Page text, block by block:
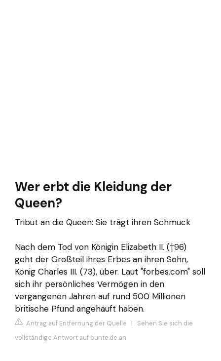
Wer erbt die Kleidung der
Queen?
Tribut an die Queen: Sie trägt ihren Schmuck
Nach dem Tod von Königin Elizabeth II. (†96)
geht der Großteil ihres Erbes an ihren Sohn,
König Charles III. (73), über. Laut "forbes.com" soll
sich ihr persönliches Vermögen in den
vergangenen Jahren auf rund 500 Millionen
britische Pfund angehäuft haben.
Antrag auf Entfernung der Quelle | Sehen Sie sich die
vollständige Antwort auf bunte.de an